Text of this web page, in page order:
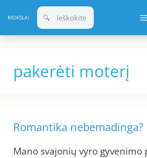
prie
turinio
pakerėti moterį
Romantika nebemadinga?
Mano svajonių vyro gyvenimo